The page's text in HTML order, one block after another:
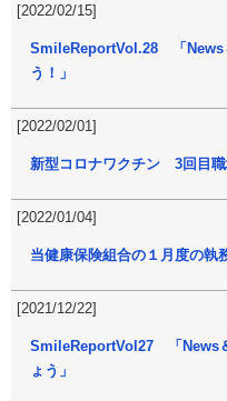
[2022/02/15]
SmileReportVol.28 「News
う！」
[2022/02/01]
新型コロナワクチン 3回目
[2022/01/04]
当健康保険組合の１月度の執
[2021/12/22]
SmileReportVol27 「News
ょう」